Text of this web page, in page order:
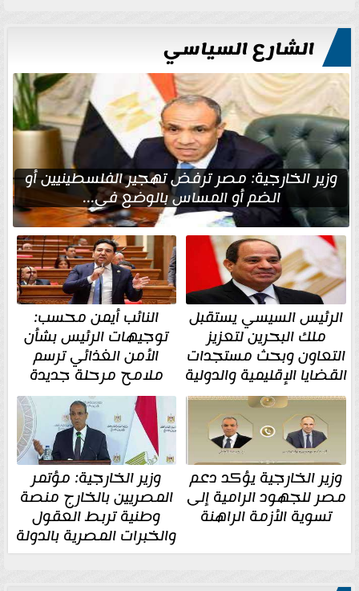
الشارع السياسي
وزير الخارجية: مصر ترفض تهجير الفلسطينيين أو
الضم أو المساس بالوضع في...
الرئيس السيسي يستقبل
ملك البحرين لتعزيز
التعاون وبحث مستجدات
القضايا الإقليمية والدولية
النائب أيمن محسب:
توجيهات الرئيس بشأن
الأمن الغذائي ترسم
ملامح مرحلة جديدة
وزير الخارجية يؤكد دعم
مصر للجهود الرامية إلى
تسوية الأزمة الراهنة
وزير الخارجية: مؤتمر
المصريين بالخارج منصة
وطنية تربط العقول
والخبرات المصرية بالدولة